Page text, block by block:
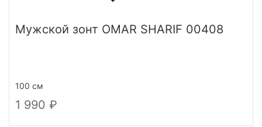
Мужской зонт OMAR SHARIF 00408
100 см
1 990